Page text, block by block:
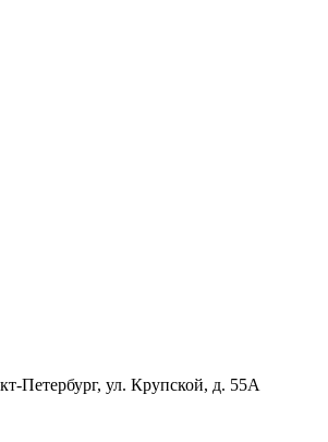
Петербург, ул. Крупской, д. 55А